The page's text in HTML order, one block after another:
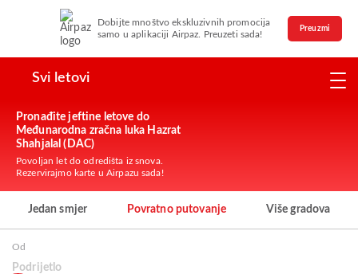
Dobijte mnoštvo ekskluzivnih promocija
samo u aplikaciji Airpaz. Preuzeti sada!
Preuzmi
Svi letovi
Pronađite jeftine letove do
Međunarodna zračna luka Hazrat
Shahjalal (DAC)
Povoljan let do odredišta iz snova.
Rezervirajmo karte u Airpazu sada!
Jedan smjer Povratno putovanje Više gradova
Od
Podrijetlo